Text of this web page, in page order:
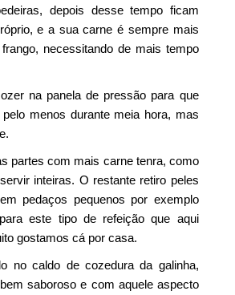
depois desse tempo ficam
e a sua carne é sempre mais
necessitando de mais tempo
na panela de pressão para que
menos durante meia hora, mas
partes com mais carne tenra, como
inteiras. O restante retiro peles
pedaços pequenos por exemplo
este tipo de refeição que aqui
gostamos cá por casa.
no caldo de cozedura da galinha,
saboroso e com aquele aspecto